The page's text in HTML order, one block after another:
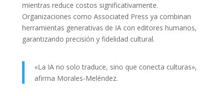
mientras reduce costos significativamente.
Organizaciones como Associated Press ya combinan
herramientas generativas de IA con editores humanos,
garantizando precisión y fidelidad cultural.
«La IA no solo traduce, sino que conecta culturas»,
afirma Morales-Meléndez.